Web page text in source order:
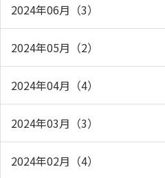
2024年06月（3）
2024年05月（2）
2024年04月（4）
2024年03月（3）
2024年02月（4）